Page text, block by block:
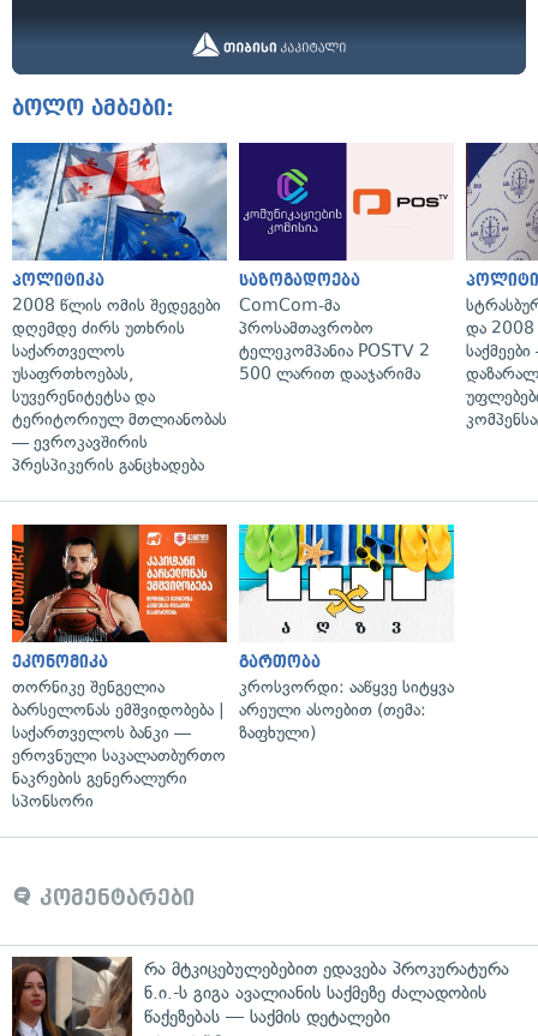
ბოლო ამბები:
პოლიტიკა
2008 წლის ომის შედეგები
დღემდე ძირს უთხრის
საქართველოს
უსაფრთხოებას,
სუვერენიტეტსა და
ტერიტორიულ მთლიანობას
— ევროკავშირის
პრესპიკერის განცხადება
საზოგადოება
ComCom-მა
პროსამთავრობო
ტელეკომპანია POSTV 2
500 ლარით დააჯარიმა
და 2008
ეკონომიკა
თორნიკე შენგელია
ბარსელონას ემშვიდობება |
საქართველოს ბანკი —
ეროვნული საკალათბურთო
ნაკრების გენერალური
სპონსორი
გართობა
კროსვორდი: ააწყვე სიტყვა
არეული ასოებით (თემა:
ზაფხული)
კომენტარები
რა მტკიცებულებებით ედავება პროკურატურა
ნ.ი.-ს გიგა ავალიანის საქმეზე ძალადობის
წაქეზებას — საქმის დეტალები